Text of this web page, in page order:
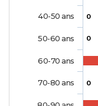
0
0
0
40-50 ans
50-60 ans
60-70 ans
70-80 ans